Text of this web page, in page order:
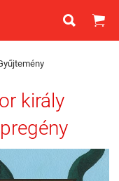
 
király